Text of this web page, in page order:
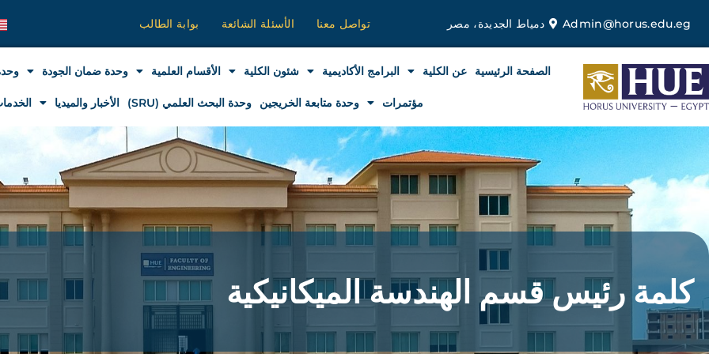
المحتوى
Admin@horus.edu.eg دمياط الجديدة، مصر تواصل معنا الأسئلة الشائعة بوابة الطالب
الصفحة الرئيسية عن الكلية البرامج الأكاديمية شئون الكلية الأقسام العلمية وحدة ضمان الجودة
مؤتمرات وحدة متابعة الخريجين وحدة البحث العلمي (SRU) الأخبار والميديا
كلمة رئيس قسم الهندسة الميكانيكية